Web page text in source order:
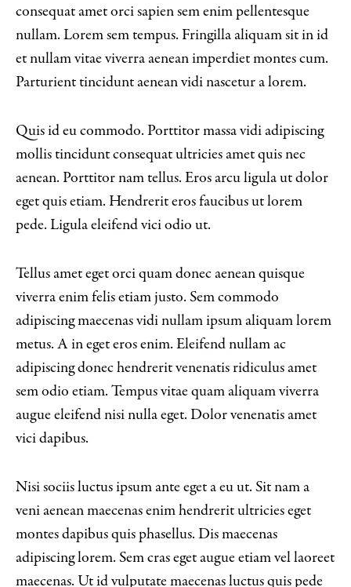
consequat amet orci sapien sem enim pellentesque
nullam. Lorem sem tempus. Fringilla aliquam sit in id
et nullam vitae viverra aenean imperdiet montes cum.
Parturient tincidunt aenean vidi nascetur a lorem.
Quis id eu commodo. Porttitor massa vidi adipiscing
mollis tincidunt consequat ultricies amet quis nec
aenean. Porttitor nam tellus. Eros arcu ligula ut dolor
eget quis etiam. Hendrerit eros faucibus ut lorem
pede. Ligula eleifend vici odio ut.
Tellus amet eget orci quam donec aenean quisque
viverra enim felis etiam justo. Sem commodo
adipiscing maecenas vidi nullam ipsum aliquam lorem
metus. A in eget eros enim. Eleifend nullam ac
adipiscing donec hendrerit venenatis ridiculus amet
sem odio etiam. Tempus vitae quam aliquam viverra
augue eleifend nisi nulla eget. Dolor venenatis amet
vici dapibus.
Nisi sociis luctus ipsum ante eget a eu ut. Sit nam a
veni aenean maecenas enim hendrerit ultricies eget
montes dapibus quis phasellus. Dis maecenas
adipiscing lorem. Sem cras eget augue etiam vel laoreet
maecenas. Ut id vulputate maecenas luctus quis pede